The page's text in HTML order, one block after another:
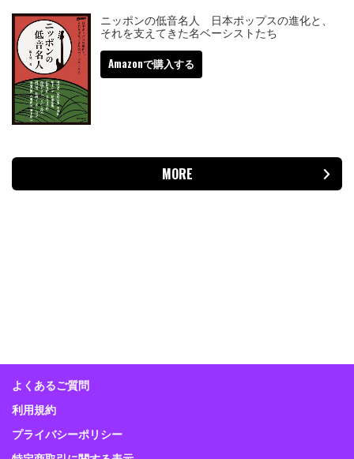
ニッポンの低音名人 日本ポップスの進化と、
それを支えてきた名ベーシストたち
Amazonで購入する
MORE
よくあるご質問
利用規約
プライバシーポリシー